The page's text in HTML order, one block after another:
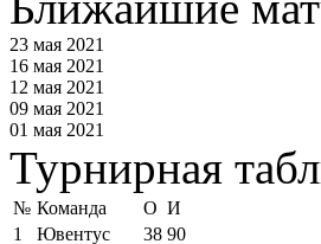
23 мая 2021
16 мая 2021
12 мая 2021
09 мая 2021
01 мая 2021
Турнирная
№ Команда О И
1
Ювентус 38 90